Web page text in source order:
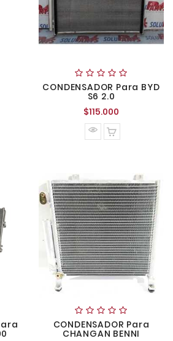
CONDENSADOR Para BYD
S6 2.0
$115.000
normal
CONDENSADOR Para
CHANGAN BENNI